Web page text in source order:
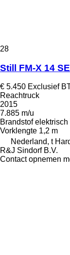
28
Still FM-X 14 SE
€ 5.450 Exclusief
Reachtruck
2015
7.885 m/u
Brandstof elektrisch
Vorklengte 1,2 m
Nederland, t
R&J Sindorf B.V.
Contact opnemen